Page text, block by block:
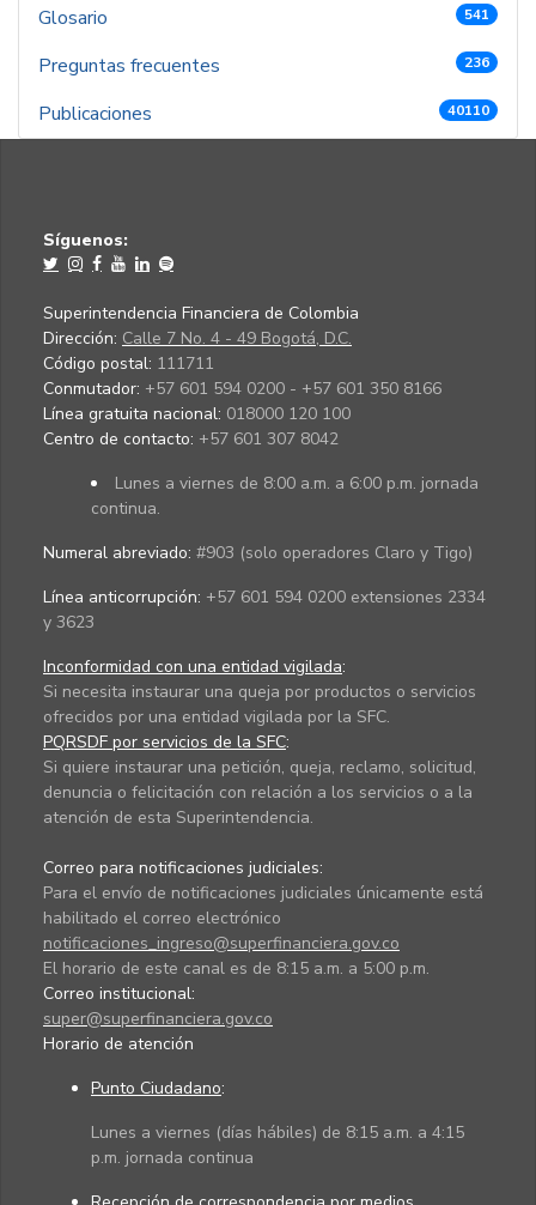
Glosario 541
Preguntas frecuentes 236
Publicaciones 40110
Síguenos:
Superintendencia Financiera de Colombia
Dirección: Calle 7 No. 4 - 49 Bogotá, D.C.
Código postal: 111711
Conmutador: +57 601 594 0200 - +57 601 350 8166
Línea gratuita nacional: 018000 120 100
Centro de contacto: +57 601 307 8042
Lunes a viernes de 8:00 a.m. a 6:00 p.m. jornada
continua.
Numeral abreviado: #903 (solo operadores Claro y Tigo)
Línea anticorrupción: +57 601 594 0200 extensiones 2334
y 3623
Inconformidad con una entidad vigilada:
Si necesita instaurar una queja por productos o servicios
ofrecidos por una entidad vigilada por la SFC.
PQRSDF por servicios de la SFC:
Si quiere instaurar una petición, queja, reclamo, solicitud,
denuncia o felicitación con relación a los servicios o a la
atención de esta Superintendencia.
Correo para notificaciones judiciales:
Para el envío de notificaciones judiciales únicamente está
habilitado el correo electrónico
notificaciones_ingreso@superfinanciera.gov.co
El horario de este canal es de 8:15 a.m. a 5:00 p.m.
Correo institucional:
super@superfinanciera.gov.co
Horario de atención
Punto Ciudadano:
Lunes a viernes (días hábiles) de 8:15 a.m. a 4:15
p.m. jornada continua